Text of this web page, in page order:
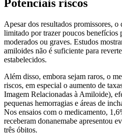
Potenciais riscos
Apesar dos resultados promissores, o
limitado por trazer poucos benefícios
moderados ou graves. Estudos
amiloides não é suficiente para
estabelecidos.
Além disso, embora sejam raros, o
riscos, em especial o aumento de
Imagem Relacionadas à Amiloide),
pequenas hemorragias e áreas de
Nos ensaios com o medicamento,
receberam donanemabe apresentou
três óbitos.